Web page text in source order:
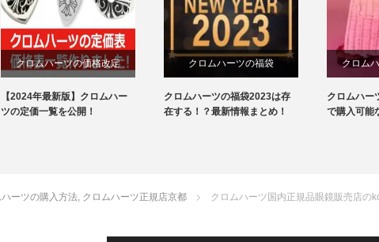
クロムハーツの価格改定
【2024年最新版】クロムハー
ツの定価一覧を公開！
クロムハーツの福袋
クロムハーツの福袋2023は存
在する！？最新情報まとめ！
クロム
クロムハー
で購入可能
ハーツの購入方法, クロムハーツ正規店京都 クロムハーツ国内正規品眼鏡販売店の